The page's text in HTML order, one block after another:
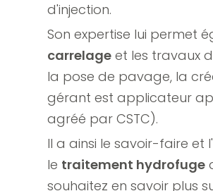
d'injection.
Son expertise lui permet
carrelage et les travaux
la pose de pavage, la
gérant est applicateur
agréé par CSTC).
Il a ainsi le savoir-faire et
le traitement hydrofuge
souhaitez en savoir plus